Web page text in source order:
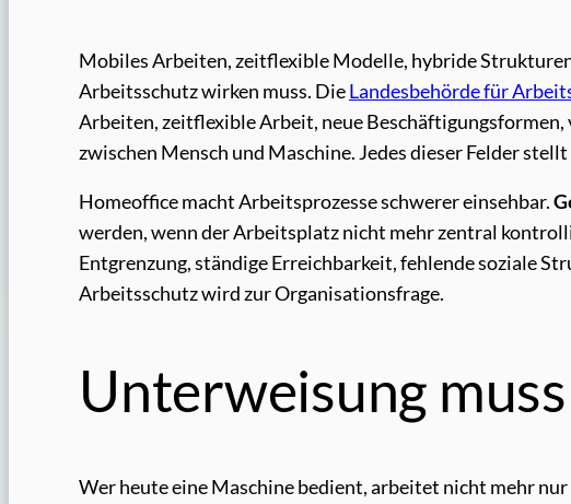
Mobiles Arbeiten, zeitflexible Modelle, hybride
Arbeitsschutz wirken muss. DieLandesbehörde für
Arbeiten, zeitflexible Arbeit, neue
zwischen Mensch und Maschine. Jedes dieser Felder
Homeoffice macht Arbeitsprozesse schwerer einsehbar.
werden, wenn der Arbeitsplatz nicht mehr zentral
Entgrenzung, ständige Erreichbarkeit, fehlende soziale
Arbeitsschutz wird zur Organisationsfrage.
Unterweisung
Wer heute eine Maschine bedient, arbeitet nicht mehr